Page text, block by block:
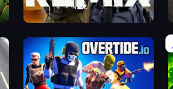
Forward Assault Remix